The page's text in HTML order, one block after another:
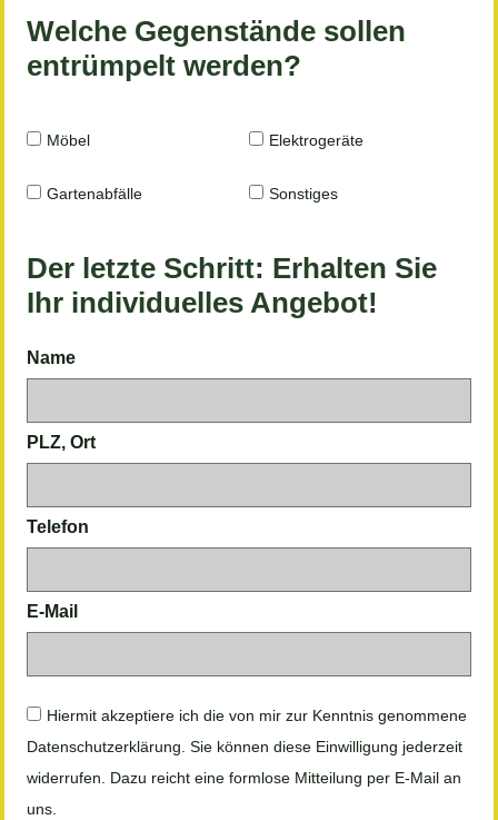
Welche Gegenstände sollen
entrümpelt werden?
Möbel Elektrogeräte
Gartenabfälle Sonstiges
Der letzte Schritt: Erhalten Sie
Ihr individuelles Angebot!
Name
PLZ, Ort
Telefon
E-Mail
Hiermit akzeptiere ich die von mir zur Kenntnis genommene
Datenschutzerklärung. Sie können diese Einwilligung jederzeit
widerrufen. Dazu reicht eine formlose Mitteilung per E-Mail an
uns.